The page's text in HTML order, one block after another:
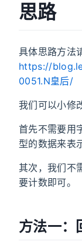
思路
具体思路方法
https://
0051.N皇后/
我们可以小修
首先不需要用
型的数据来表
其次，我们不
要计数即可。
方法一：